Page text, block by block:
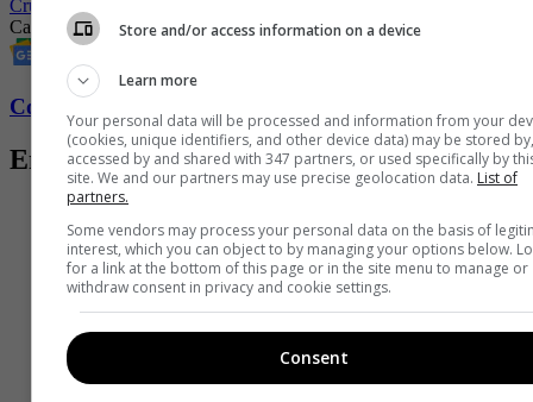
Cruz
Carolina Cruz
JhovanotyDía a DíaCanal Caracol
Conozca más de Fucsia aquí
Entradas relacionadas
Store and/or access information on a device
Learn more
Your personal data will be processed and information from your
(cookies, unique identifiers, and other device data) may be stored by,
accessed by and shared with 347 partners, or used specifically by
site. We and our partners may use precise geolocation data. List of
partners.
Some vendors may process your personal data on the basis of
interest, which you can object to by managing your options below.
for a link at the bottom of this page or in the site menu to manage or
withdraw consent in privacy and cookie settings.
Consent